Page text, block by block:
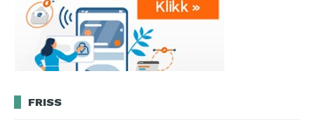
FRISS